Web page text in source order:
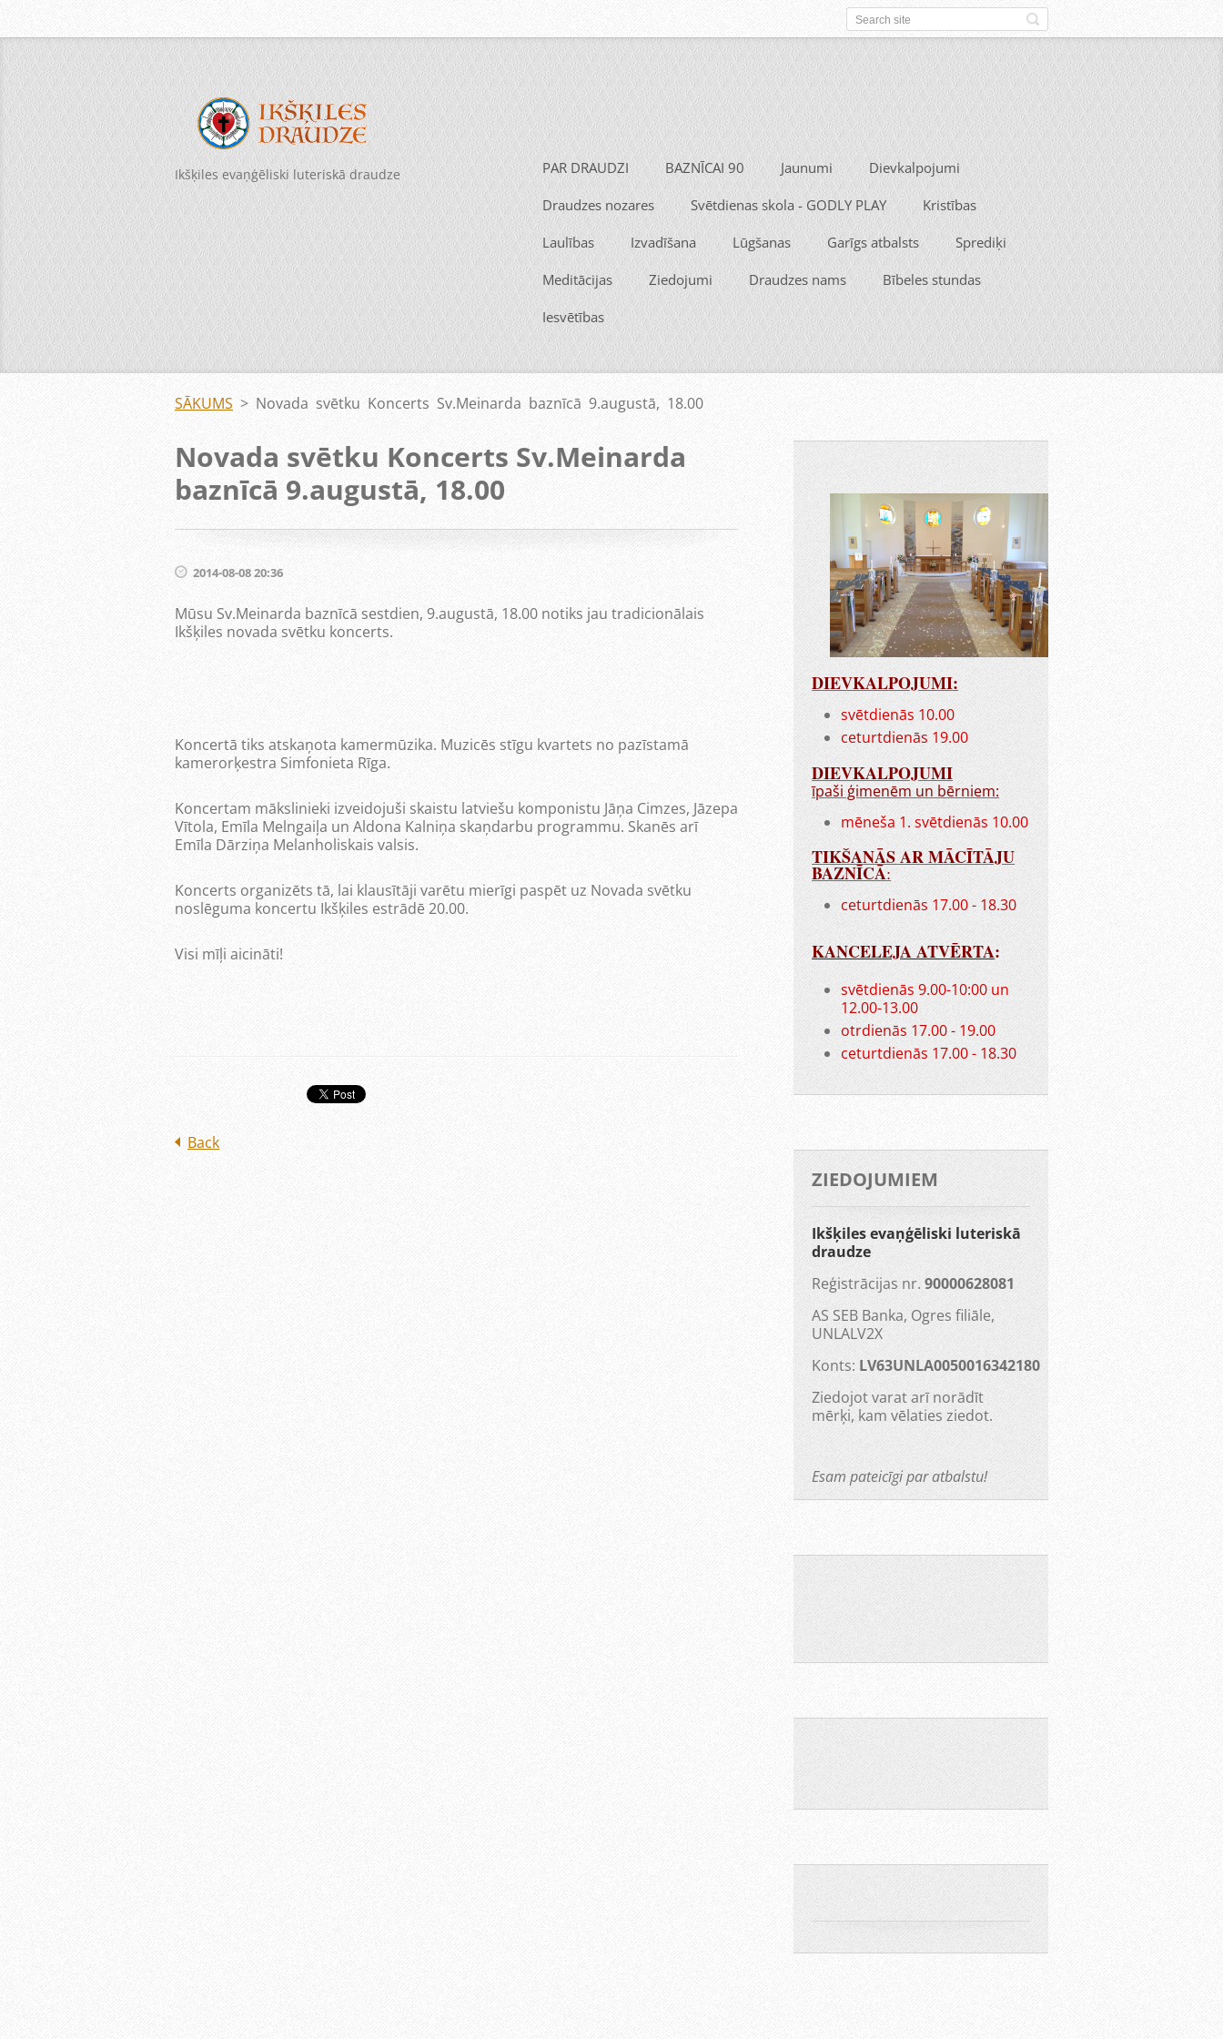
Ikšķiles evaņģēliski luteriskā draudze PAR DRAUDZI BAZNĪCAI 90 Jaunumi Dievkalpojumi
Draudzes nozares Svētdienas skola - GODLY PLAY Kristības
Laulības Izvadīšana Lūgšanas Garīgs atbalsts Sprediķi
Meditācijas Ziedojumi Draudzes nams Bībeles stundas
Iesvētības
SĀKUMS > Novada svētku Koncerts Sv.Meinarda baznīcā 9.augustā, 18.00
Novada svētku Koncerts Sv.Meinarda
baznīcā 9.augustā, 18.00
2014-08-08 20:36
Mūsu Sv.Meinarda baznīcā sestdien, 9.augustā, 18.00 notiks jau tradicionālais
Ikšķiles novada svētku koncerts.
Koncertā tiks atskaņota kamermūzika. Muzicēs stīgu kvartets no pazīstamā
kamerorķestra Simfonieta Rīga.
Koncertam mākslinieki izveidojuši skaistu latviešu komponistu Jāņa Cimzes, Jāzepa
Vītola, Emīla Melngaiļa un Aldona Kalniņa skaņdarbu programmu. Skanēs arī
Emīla Dārziņa Melanholiskais valsis.
Koncerts organizēts tā, lai klausītāji varētu mierīgi paspēt uz Novada svētku
noslēguma koncertu Ikšķiles estrādē 20.00.
Visi mīļi aicināti!
Back
DIEVKALPOJUMI:
svētdienās 10.00
ceturtdienās 19.00
DIEVKALPOJUMI
īpaši ģimenēm un bērniem:
mēneša 1. svētdienās 10.00
TIKŠANĀS AR MĀCĪTĀJU
BAZNĪCĀ:
ceturtdienās 17.00 - 18.30
KANCELEJA ATVĒRTA:
svētdienās 9.00-10:00 un
12.00-13.00
otrdienās 17.00 - 19.00
ceturtdienās 17.00 - 18.30
ZIEDOJUMIEM
Ikšķiles evaņģēliski luteriskā
draudze
Reģistrācijas nr.90000628081
AS SEB Banka, Ogres filiāle,
UNLALV2X
Konts: LV63UNLA0050016342180
Ziedojot varat arī norādīt
mērķi, kam vēlaties ziedot.
Esam pateicīgi par atbalstu!